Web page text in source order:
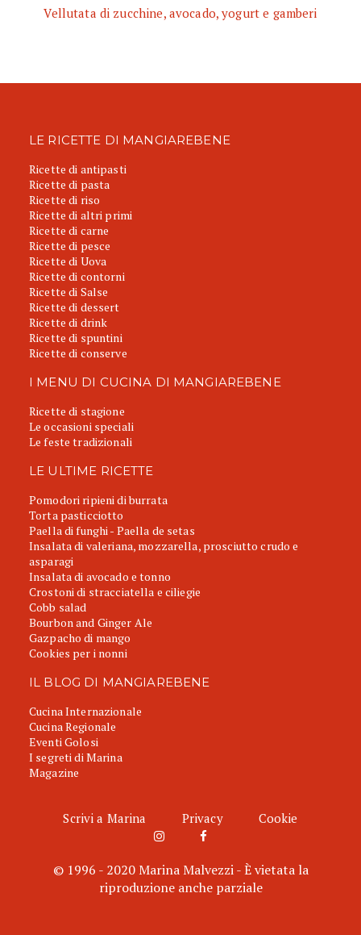
Vellutata di zucchine, avocado, yogurt e gamberi
LE RICETTE DI MANGIAREBENE
Ricette di antipasti
Ricette di pasta
Ricette di riso
Ricette di altri primi
Ricette di carne
Ricette di pesce
Ricette di Uova
Ricette di contorni
Ricette di Salse
Ricette di dessert
Ricette di drink
Ricette di spuntini
Ricette di conserve
I MENU DI CUCINA DI MANGIAREBENE
Ricette di stagione
Le occasioni speciali
Le feste tradizionali
LE ULTIME RICETTE
Pomodori ripieni di burrata
Torta pasticciotto
Paella di funghi - Paella de setas
Insalata di valeriana, mozzarella, prosciutto crudo e
asparagi
Insalata di avocado e tonno
Crostoni di stracciatella e ciliegie
Cobb salad
Bourbon and Ginger Ale
Gazpacho di mango
Cookies per i nonni
IL BLOG DI MANGIAREBENE
Cucina Internazionale
Cucina Regionale
Eventi Golosi
I segreti di Marina
Magazine
Scrivi a Marina Privacy Cookie
© 1996 - 2020 Marina Malvezzi - È vietata la
riproduzione anche parziale